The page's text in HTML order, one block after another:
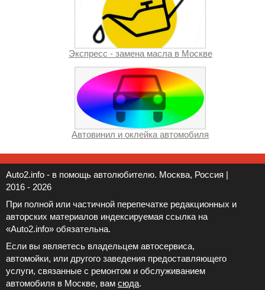
Экспресс - замена масла в Москве
Автовинил и оклейка автомобиля
Auto2.info - в помощь автолюбителю. Москва, Россия |
2016 - 2026
При полной или частичной перепечатке редакционных и
авторских материалов индексируемая ссылка на
«Auto2.info» обязательна.
Если вы являетесь владельцем автосервиса,
автомойки, или другого заведения предоставляющего
услуги, связанные с ремонтом и обслуживанием
автомобиля в Москве, вам сюда.